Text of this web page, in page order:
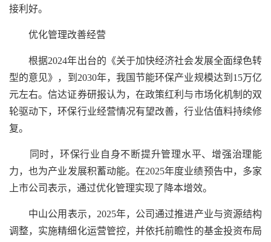
接利好。
优化管理改善经营
根据2024年出台的《关于加快经济社会发展全面绿色转
型的意见》，到2030年，我国节能环保产业规模达到15万亿
元左右。信达证券研报认为，在政策红利与市场化机制的双
轮驱动下，环保行业经营情况有望改善，行业估值料持续修
复。
同时，环保行业自身不断提升管理水平、增强治理能
力，也为产业发展积蓄动能。在2025年度业绩预告中，多家
上市公司表示，通过优化管理实现了降本增效。
中山公用表示，2025年，公司通过推进产业与资源结构
调整，实施精细化运营管控，并依托前瞻性的基金投资布局